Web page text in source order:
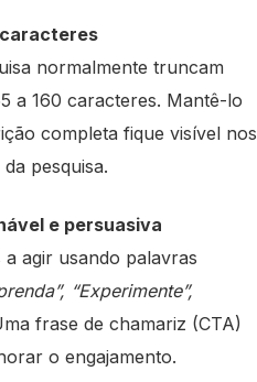
caracteres
normalmente truncam
a 160 caracteres. Mantê-lo
completa fique visível nos
pesquisa.
e persuasiva
agir usando palavras
“Experimente”,
frase de chamariz (CTA)
o engajamento.